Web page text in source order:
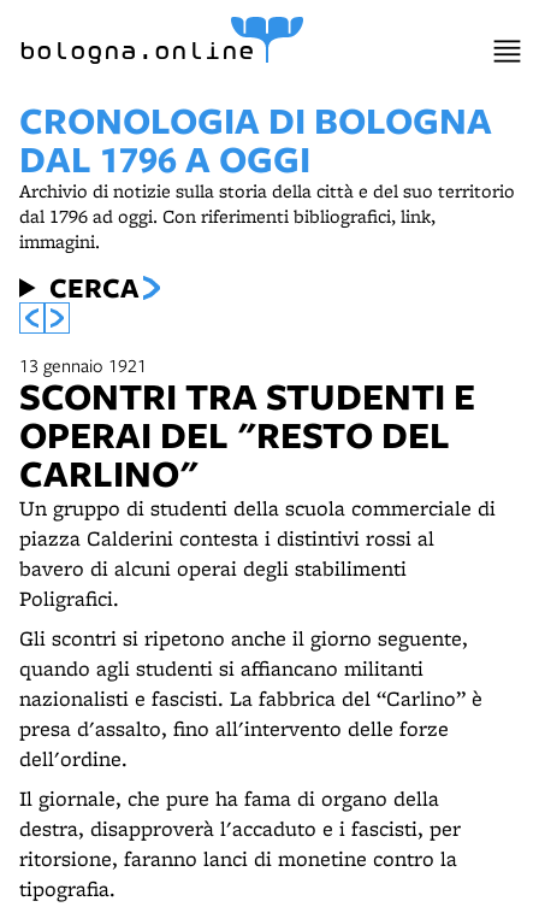
bologna.online
CRONOLOGIA DI BOLOGNA
DAL 1796 A OGGI
Archivio di notizie sulla storia della città e del suo territorio
dal 1796 ad oggi. Con riferimenti bibliografici, link,
immagini.
CERCA
13 gennaio 1921
SCONTRI TRA STUDENTI E
OPERAI DEL "RESTO DEL
CARLINO"
Un gruppo di studenti della scuola commerciale di
piazza Calderini contesta i distintivi rossi al
bavero di alcuni operai degli stabilimenti
Poligrafici.
Gli scontri si ripetono anche il giorno seguente,
quando agli studenti si affiancano militanti
nazionalisti e fascisti. La fabbrica del “Carlino” è
presa d'assalto, fino all'intervento delle forze
dell'ordine.
Il giornale, che pure ha fama di organo della
destra, disapproverà l'accaduto e i fascisti, per
ritorsione, faranno lanci di monetine contro la
tipografia.